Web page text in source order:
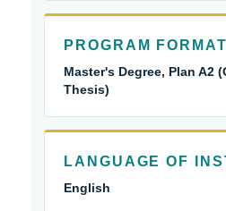
PROGRAM FORMAT
Master's Degree, Plan A2
Thesis)
LANGUAGE OF
English